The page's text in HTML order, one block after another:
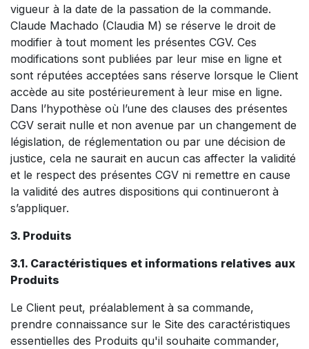
vigueur à la date de la passation de la commande.
Claude Machado (Claudia M) se réserve le droit de
modifier à tout moment les présentes CGV. Ces
modifications sont publiées par leur mise en ligne et
sont réputées acceptées sans réserve lorsque le Client
accède au site postérieurement à leur mise en ligne.
Dans l’hypothèse où l’une des clauses des présentes
CGV serait nulle et non avenue par un changement de
législation, de réglementation ou par une décision de
justice, cela ne saurait en aucun cas affecter la validité
et le respect des présentes CGV ni remettre en cause
la validité des autres dispositions qui continueront à
s’appliquer.
3. Produits
3.1. Caractéristiques et informations relatives aux
Produits
Le Client peut, préalablement à sa commande,
prendre connaissance sur le Site des caractéristiques
essentielles des Produits qu'il souhaite commander,